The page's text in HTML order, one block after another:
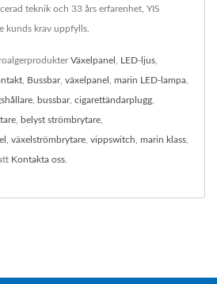
teknik och 33 års erfarenhet, YIS
kunds krav uppfylls.
Växelpanel LED-ljus
Bussbar, växelpanel marin LED-lampa
bussbar, cigarettändarplugg
belyst strömbrytare
växelströmbrytare vippswitch marin klass
Kontakta oss